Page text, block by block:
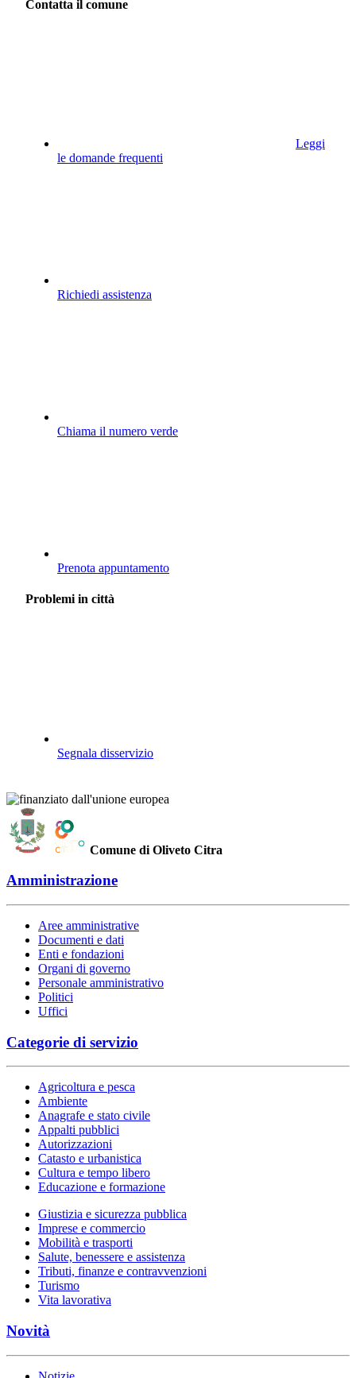
Contatta il comune
Leggi
le domande frequenti
Richiedi assistenza
Chiama il numero verde
Prenota appuntamento
Problemi in città
Segnala disservizio
Comune di Oliveto Citra
Amministrazione
Aree amministrative
Documenti e dati
Enti e fondazioni
Organi di governo
Personale amministrativo
Politici
Uffici
Categorie di servizio
Agricoltura e pesca
Ambiente
Anagrafe e stato civile
Appalti pubblici
Autorizzazioni
Catasto e urbanistica
Cultura e tempo libero
Educazione e formazione
Giustizia e sicurezza pubblica
Imprese e commercio
Mobilità e trasporti
Salute, benessere e assistenza
Tributi, finanze e contravvenzioni
Turismo
Vita lavorativa
Novità